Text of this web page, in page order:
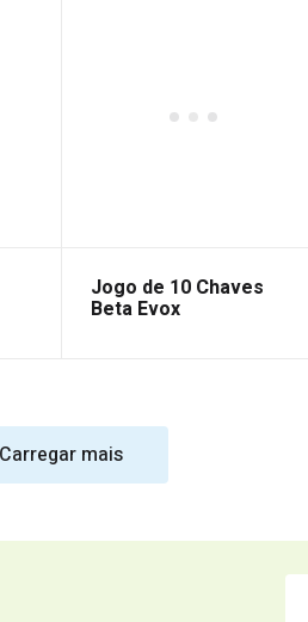
Jogo de 10 Chaves
Beta Evox
Carregar mais